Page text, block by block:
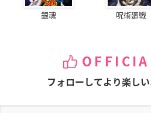
銀魂 呪術廻戦
フォローしてより楽し